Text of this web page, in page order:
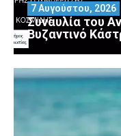
Συναυλία του
Βυζαντινό
7 Αυγούστου, 2026